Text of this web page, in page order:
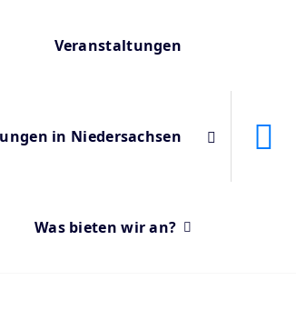
Veranstaltungen
in Niedersachsen
Was bieten wir an?